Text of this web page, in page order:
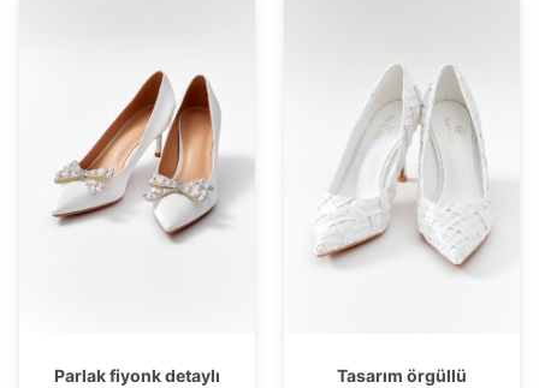
Parlak fiyonk detaylı
Tasarım örgüllü